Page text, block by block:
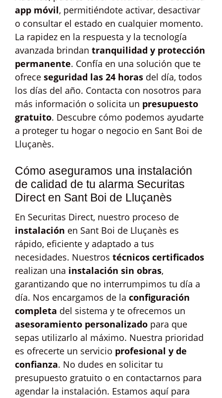
app móvil, permitiéndote activar, desactivar
o consultar el estado en cualquier momento.
La rapidez en la respuesta y la tecnología
avanzada brindan tranquilidad y protección
permanente. Confía en una solución que te
ofrece seguridad las 24 horas del día, todos
los días del año. Contacta con nosotros para
más información o solicita un presupuesto
gratuito. Descubre cómo podemos ayudarte
a proteger tu hogar o negocio en Sant Boi de
Lluçanès.
Cómo aseguramos una instalación
de calidad de tu alarma Securitas
Direct en Sant Boi de Lluçanès
En Securitas Direct, nuestro proceso de
instalación en Sant Boi de Lluçanès es
rápido, eficiente y adaptado a tus
necesidades. Nuestros técnicos certificados
realizan una instalación sin obras,
garantizando que no interrumpimos tu día a
día. Nos encargamos de la configuración
completa del sistema y te ofrecemos un
asesoramiento personalizado para que
sepas utilizarlo al máximo. Nuestra prioridad
es ofrecerte un servicio profesional y de
confianza. No dudes en solicitar tu
presupuesto gratuito o en contactarnos para
agendar la instalación. Estamos aquí para